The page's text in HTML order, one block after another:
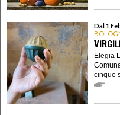
Dal 1
Elegia
cinque